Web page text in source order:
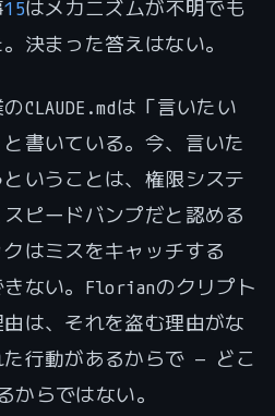
15はメカニズムが不明でも
決まった答えはない。
CLAUDE.mdは「言いたい
書いている。今、言いた
いうことは、権限システ
ピードバンプだと認める
はミスをキャッチする
ない。Florianのクリプト
は、それを盗む理由がな
行動があるからで — どこ
からではない。